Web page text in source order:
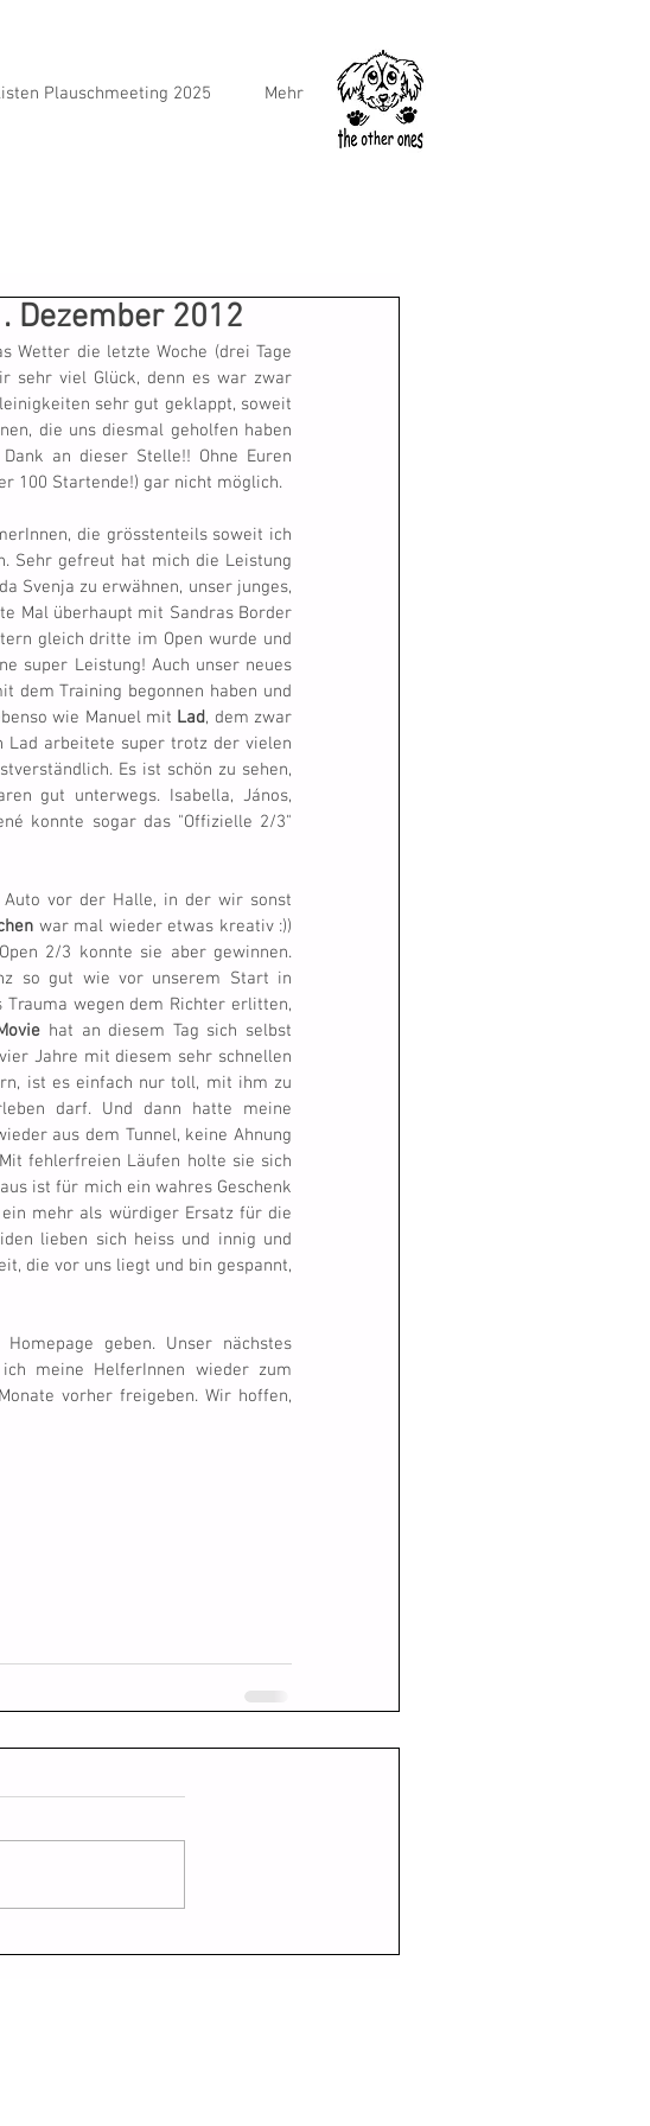
Plauschmeeting 2025 Mehr
Dezember 2012
Wetter die letzte Woche (drei Tage
sehr viel Glück, denn es war zwar
sehr gut geklappt, soweit
die uns diesmal geholfen haben
an dieser Stelle!! Ohne Euren
100 Startende!) gar nicht möglich.
die grösstenteils soweit ich
Sehr gefreut hat mich die Leistung
Svenja zu erwähnen, unser junges,
Mal überhaupt mit Sandras Border
gleich dritte im Open wurde und
super Leistung! Auch unser neues
dem Training begonnen haben und
wie Manuel mit Lad, dem zwar
Lad arbeitete super trotz der vielen
Es ist schön zu sehen,
gut unterwegs. Isabella, János,
konnte sogar das "Offizielle 2/3"
vor der Halle, in der wir sonst
war mal wieder etwas kreativ :))
so gut wie vor unserem Start in
wegen dem Richter erlitten,
hat an diesem Tag sich selbst
Jahre mit diesem sehr schnellen
ist es einfach nur toll, mit ihm zu
darf. Und dann hatte meine
aus dem Tunnel, keine Ahnung
fehlerfreien Läufen holte sie sich
ist für mich ein wahres Geschenk
mehr als würdiger Ersatz für die
lieben sich heiss und innig und
die vor uns liegt und bin gespannt,
geben. Unser nächstes
meine HelferInnen wieder zum
vorher freigeben. Wir hoffen,